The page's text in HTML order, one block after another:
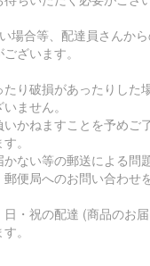
場合等、配達員さんか
ざいます。
り破損があったりした
ません。
かねますことを予めご
。
ない等の郵送による問
郵便局へのお問い合わせ
・祝の配達 (商品のお
。